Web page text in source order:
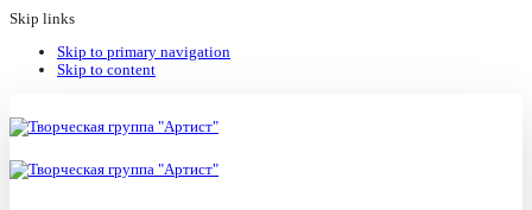
Skip links
Skip to primary navigation
Skip to content